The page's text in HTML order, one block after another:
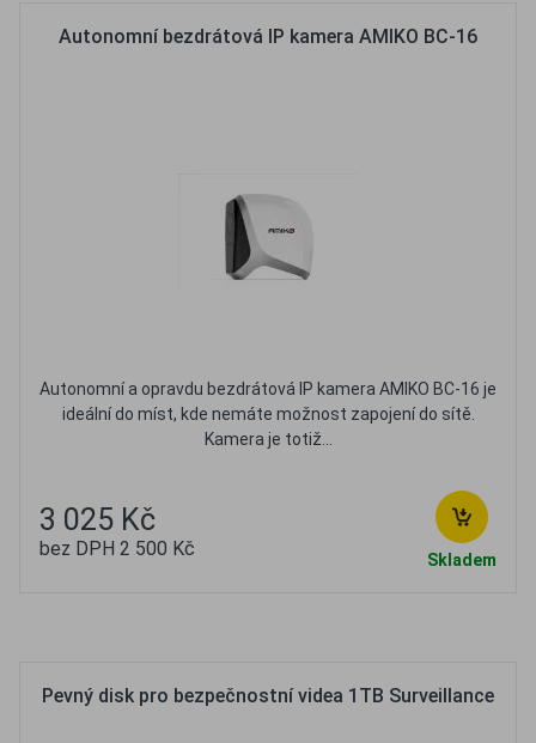
Autonomní bezdrátová IP kamera AMIKO BC-16
Autonomní a opravdu bezdrátová IP kamera AMIKO BC-16 je
ideální do míst, kde nemáte možnost zapojení do sítě.
Kamera je totiž...
3 025 Kč
bez DPH 2 500 Kč Skladem
Pevný disk pro bezpečnostní videa 1TB Surveillance